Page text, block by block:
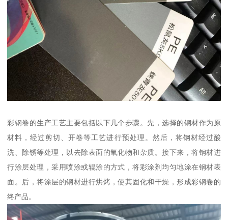
彩钢卷的生产工艺主要包括以下几个步骤。先，选择的钢材作为原
材料，经过剪切、开卷等工艺进行预处理。然后，将钢材经过酸
洗、除锈等处理，以去除表面的氧化物和杂质。接下来，将钢材进
行涂层处理，采用喷涂或辊涂的方式，将彩涂剂均匀地涂在钢材表
面。后，将涂层的钢材进行烘烤，使其固化和干燥，形成彩钢卷的
终产品。